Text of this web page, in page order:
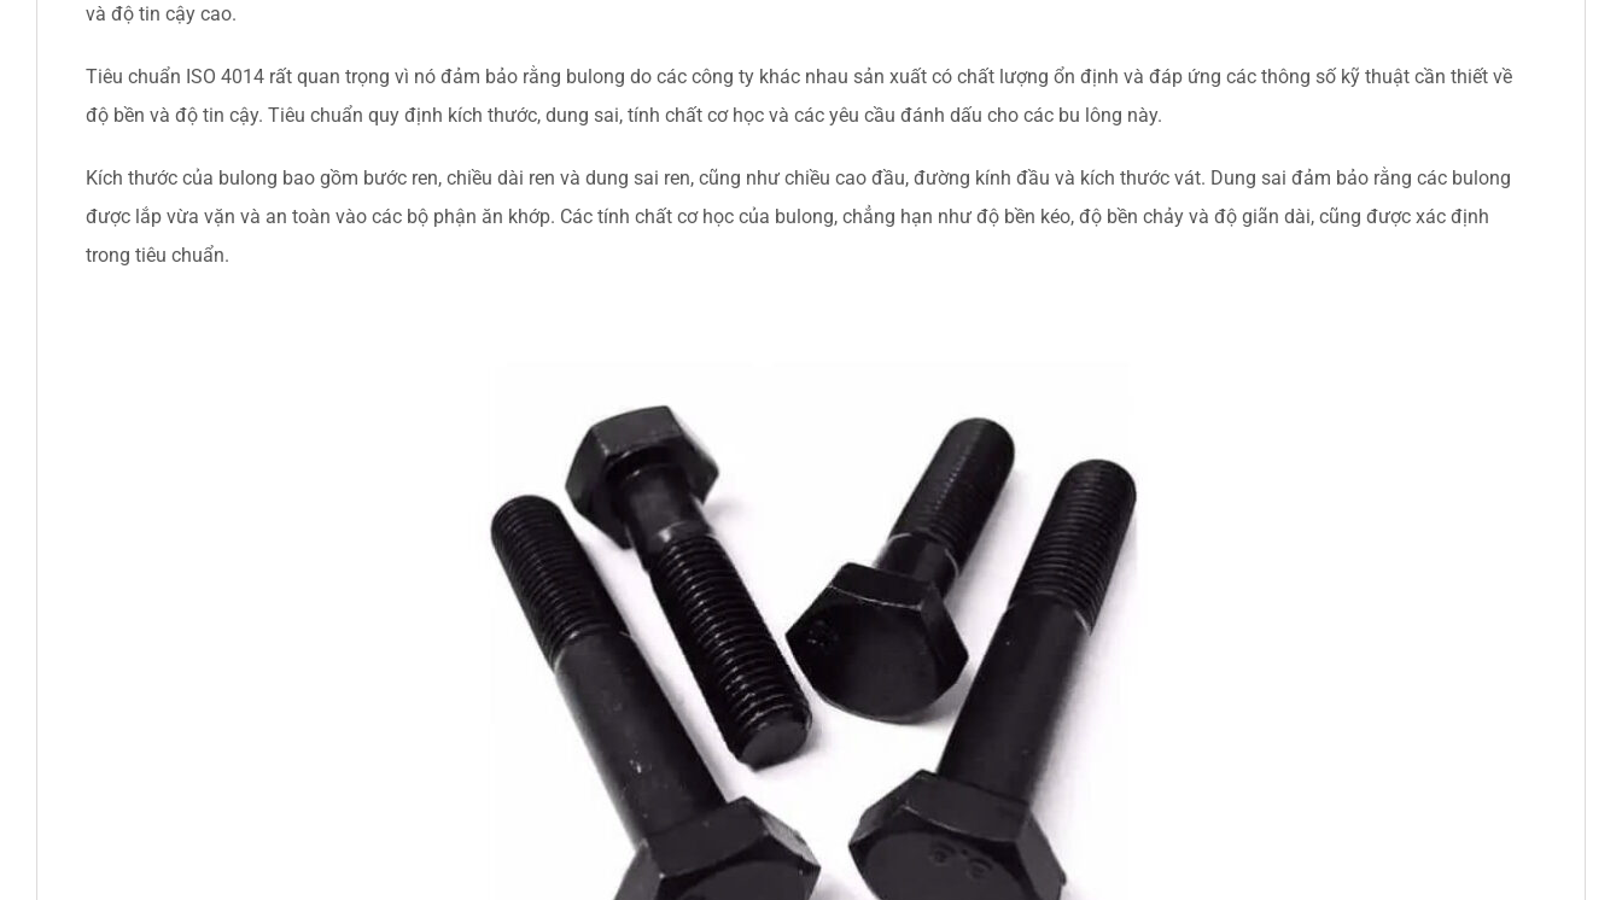
và độ tin cậy cao.
Tiêu chuẩn ISO 4014 rất quan trọng vì nó đảm bảo rằng bulong do các công ty khác nhau sản xuất có chất lượng ổn định và đáp ứng các thông số kỹ thuật cần thiết về
độ bền và độ tin cậy. Tiêu chuẩn quy định kích thước, dung sai, tính chất cơ học và các yêu cầu đánh dấu cho các bu lông này.
Kích thước của bulong bao gồm bước ren, chiều dài ren và dung sai ren, cũng như chiều cao đầu, đường kính đầu và kích thước vát. Dung sai đảm bảo rằng các bulong
được lắp vừa vặn và an toàn vào các bộ phận ăn khớp. Các tính chất cơ học của bulong, chẳng hạn như độ bền kéo, độ bền chảy và độ giãn dài, cũng được xác định
trong tiêu chuẩn.